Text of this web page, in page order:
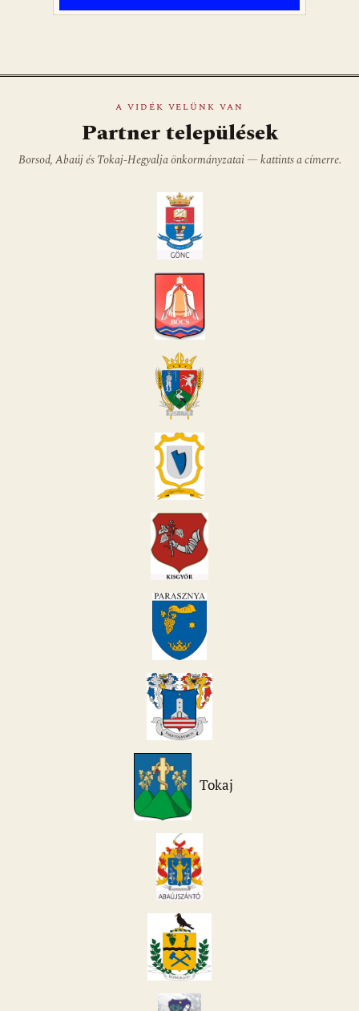
A VIDÉK VELÜNK VAN
Partner települések
Borsod, Abaúj és Tokaj-Hegyalja önkormányzatai — kattints a címerre.
Tokaj